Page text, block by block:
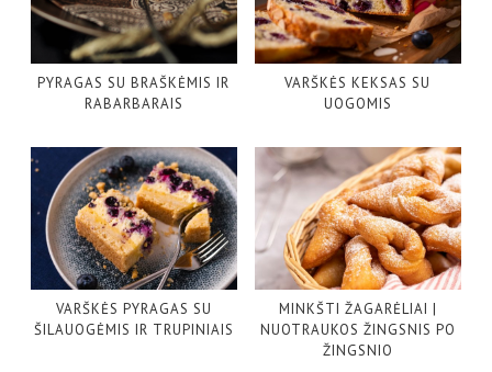
PYRAGAS SU BRAŠKĖMIS IR
RABARBARAIS
VARŠKĖS KEKSAS SU
UOGOMIS
VARŠKĖS PYRAGAS SU
ŠILAUOGĖMIS IR TRUPINIAIS
MINKŠTI ŽAGARĖLIAI |
NUOTRAUKOS ŽINGSNIS PO
ŽINGSNIO